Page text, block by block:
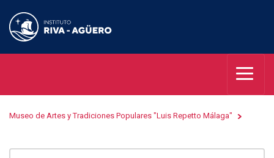
Museo de Artes y Tradiciones Populares "Luis Repetto Málaga"